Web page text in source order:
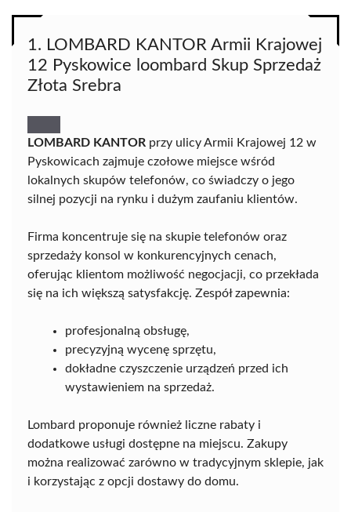
1. LOMBARD KANTOR Armii Krajowej
12 Pyskowice loombard Skup Sprzedaż
Złota Srebra
LOMBARD KANTOR przy ulicy Armii Krajowej 12 w
Pyskowicach zajmuje czołowe miejsce wśród
lokalnych skupów telefonów, co świadczy o jego
silnej pozycji na rynku i dużym zaufaniu klientów.
Firma koncentruje się na skupie telefonów oraz
sprzedaży konsol w konkurencyjnych cenach,
oferując klientom możliwość negocjacji, co przekłada
się na ich większą satysfakcję. Zespół zapewnia:
profesjonalną obsługę,
precyzyjną wycenę sprzętu,
dokładne czyszczenie urządzeń przed ich
wystawieniem na sprzedaż.
Lombard proponuje również liczne rabaty i
dodatkowe usługi dostępne na miejscu. Zakupy
można realizować zarówno w tradycyjnym sklepie, jak
i korzystając z opcji dostawy do domu.